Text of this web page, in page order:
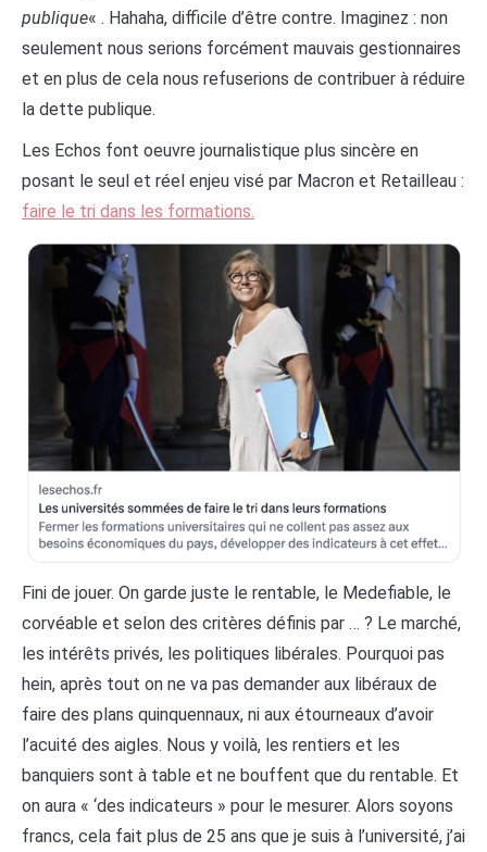
publique« . Hahaha, difficile d’être contre. Imaginez : non
seulement nous serions forcément mauvais gestionnaires
et en plus de cela nous refuserions de contribuer à réduire
la dette publique.
Les Echos font oeuvre journalistique plus sincère en
posant le seul et réel enjeu visé par Macron et Retailleau :
faire le tri dans les formations.
Fini de jouer. On garde juste le rentable, le Medefiable, le
corvéable et selon des critères définis par … ? Le marché,
les intérêts privés, les politiques libérales. Pourquoi pas
hein, après tout on ne va pas demander aux libéraux de
faire des plans quinquennaux, ni aux étourneaux d’avoir
l’acuité des aigles. Nous y voilà, les rentiers et les
banquiers sont à table et ne bouffent que du rentable. Et
on aura « ‘des indicateurs » pour le mesurer. Alors soyons
francs, cela fait plus de 25 ans que je suis à l’université, j’ai